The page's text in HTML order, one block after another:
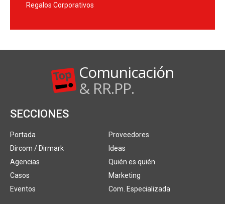
Regalos Corporativos
Comunicación
& RR.PP.
SECCIONES
Portada
Dircom / Dirmark
Agencias
Casos
Eventos
Proveedores
Ideas
Quién es quién
Marketing
Com. Especializada